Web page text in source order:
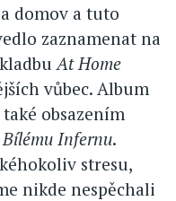
domov a tuto
zaznamenat na
At Home
vůbec. Album
obsazením
Bílému Infernu.
stresu,
nikde nespěchali